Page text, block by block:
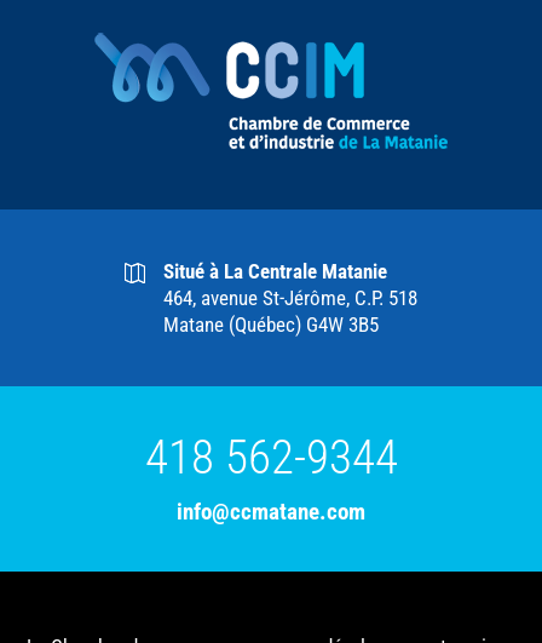
Situé à La Centrale Matanie
464, avenue St-Jérôme, C.P. 518
Matane (Québec) G4W 3B5
418 562-9344
info@ccmatane.com